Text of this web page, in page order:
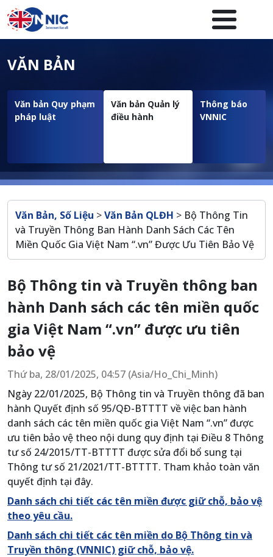
Nhảy đến nội dung
Menuheader của website
VĂN BẢN
Văn bản Quy phạm
pháp luật
Văn bản Quản lý
điều hành
Thông báo
VNNIC
Breadcrumb
Văn Bản, Số Liệu >Văn Bản QLĐH > Bộ Thông Tin
và Truyền Thông Ban Hành Danh Sách Các Tên
Miền Quốc Gia Việt Nam “.vn” Được Ưu Tiên Bảo Vệ
Bộ Thông tin và Truyền thông ban
hành Danh sách các tên miền quốc
gia Việt Nam “.vn” được ưu tiên
bảo vệ
Thứ ba, 28/01/2025, 04:57 (Asia/Ho_Chi_Minh)
Ngày 22/01/2025, Bộ Thông tin và Truyền thông đã ban
hành Quyết định số 95/QĐ-BTTTT về việc ban hành
danh sách các tên miền quốc gia Việt Nam “.vn” được
ưu tiên bảo vệ theo nội dung quy định tại Điều 8 Thông
tư số 24/2015/TT-BTTTT được sửa đổi bổ sung tại
Thông tư số 21/2021/TT-BTTTT. Tham khảo toàn văn
quyết định tại đây.
Danh sách chi tiết các tên miền được giữ chỗ, bảo vệ
theo yêu cầu.
Danh sách chi tiết các tên miền do Bộ Thông tin và
Truyền thông (VNNIC) giữ chỗ, bảo vệ.